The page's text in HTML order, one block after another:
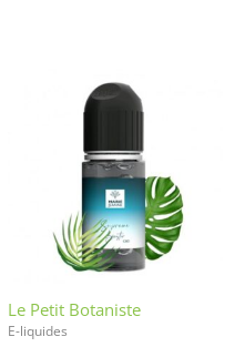
Le Petit Botaniste
E-liquides
Les
options
peuvent